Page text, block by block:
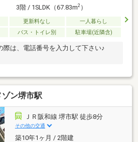
3階 / 1SLDK（67.83m2）
更新料なし
一人暮らし
バス・トイレ別 駐車場(近隣含)
際は、電話番号を入力して下さい♪
ゾン堺市駅
ＪＲ阪和線 堺市駅 徒歩8分
その他の交通
築10年1ヶ月 / 2階建